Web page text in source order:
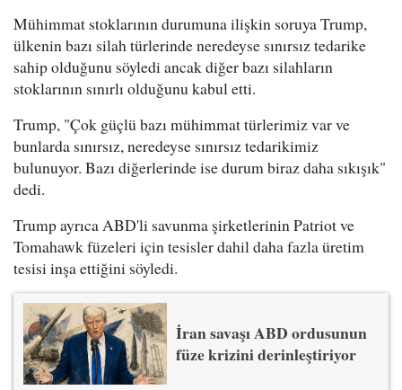
Mühimmat stoklarının durumuna ilişkin soruya Trump,
ülkenin bazı silah türlerinde neredeyse sınırsız tedarike
sahip olduğunu söyledi ancak diğer bazı silahların
stoklarının sınırlı olduğunu kabul etti.
Trump, "Çok güçlü bazı mühimmat türlerimiz var ve
bunlarda sınırsız, neredeyse sınırsız tedarikimiz
bulunuyor. Bazı diğerlerinde ise durum biraz daha sıkışık"
dedi.
Trump ayrıca ABD'li savunma şirketlerinin Patriot ve
Tomahawk füzeleri için tesisler dahil daha fazla üretim
tesisi inşa ettiğini söyledi.
İran savaşı ABD ordusunun
füze krizini derinleştiriyor